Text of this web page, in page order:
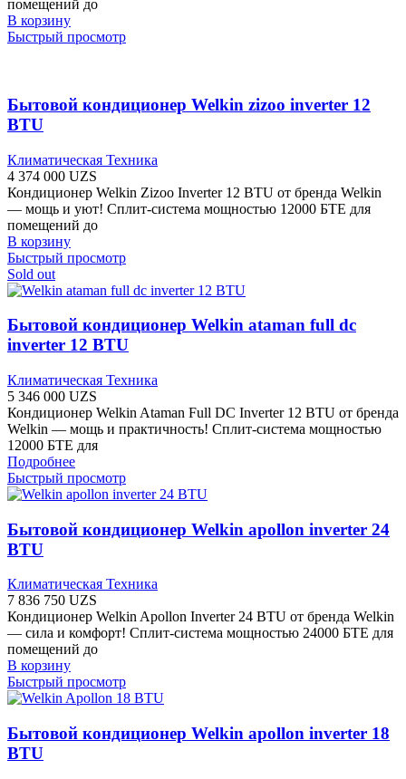
помещений до
В корзину
Быстрый просмотр
Бытовой кондиционер Welkin zizoo inverter 12
BTU
Климатическая Техника
4 374 000 UZS
Кондиционер Welkin Zizoo Inverter 12 BTU от бренда Welkin
— мощь и уют! Сплит-система мощностью 12000 БТЕ для
помещений до
В корзину
Быстрый просмотр
Sold out
Бытовой кондиционер Welkin ataman full dc
inverter 12 BTU
Климатическая Техника
5 346 000 UZS
Кондиционер Welkin Ataman Full DC Inverter 12 BTU от бренда
Welkin — мощь и практичность! Сплит-система мощностью
12000 БТЕ для
Подробнее
Быстрый просмотр
Бытовой кондиционер Welkin apollon inverter 24
BTU
Климатическая Техника
7 836 750 UZS
Кондиционер Welkin Apollon Inverter 24 BTU от бренда Welkin
— сила и комфорт! Сплит-система мощностью 24000 БТЕ для
помещений до
В корзину
Быстрый просмотр
Бытовой кондиционер Welkin apollon inverter 18
BTU